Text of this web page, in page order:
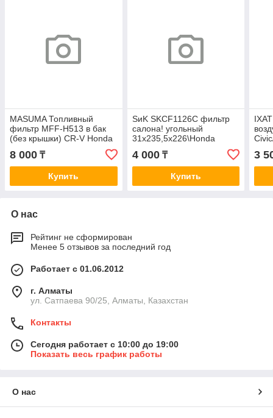
MASUMA Топливный
фильтр MFF-H513 в бак
(без крышки) CR-V Honda
8 000 ₸
Купить
SиK SKCF1126C фильтр
салона! угольный
31х235,5х226\Honda
Accord 2.0-2.4 03>/CR-V
2.0-2.2 07> AC881
4 000₸
Купить
3
О нас
Рейтинг не сформирован
Менее 5 отзывов за последний год
Работает с 01.06.2012
г. Алматы
ул. Сатпаева 90/25, Алматы, Казахстан
Контакты
Сегодня работает с 10:00 до 19:00
Показать весь график работы
О нас